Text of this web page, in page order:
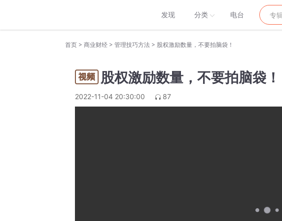
发现 分类 电台
首页 > 商业财经 > 管理技巧方法 > 股权激励数量，不要拍脑袋！
股权激励数量，不要拍脑袋！
2022-11-04 20:30:00 87